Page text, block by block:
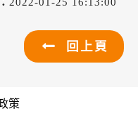
回上頁
策